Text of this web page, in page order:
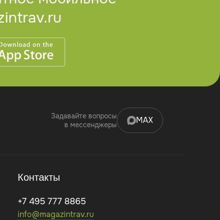
Задавайте вопросы
в мессенджеры
MAX
Контакты
+7 495 777 8865
info@magazintrav.ru